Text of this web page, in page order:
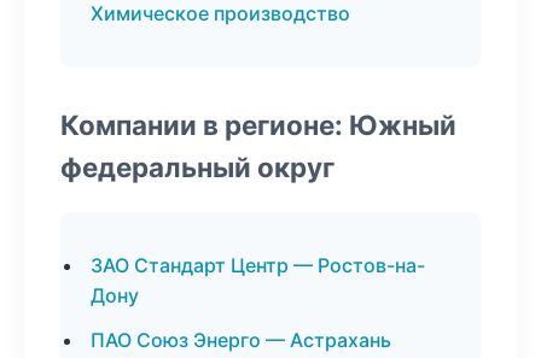
Химическое производство
Компании в регионе: Южный
федеральный округ
ЗАО Стандарт Центр — Ростов-на-
Дону
ПАО Союз Энерго — Астрахань